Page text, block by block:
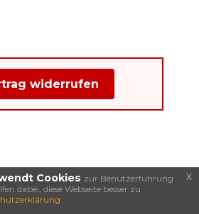
widerrufen
Cookies zur Benutzerführung
dabei, diese Webseite besser zu
x